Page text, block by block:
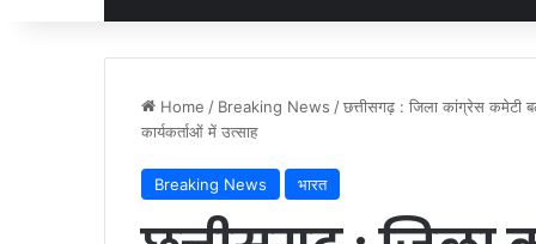
Home / Breaking News /छत्तीसगढ़ : जिला कांग्रेस कमेटी
कार्यकर्ताओं में उत्साह
Breaking News भारत